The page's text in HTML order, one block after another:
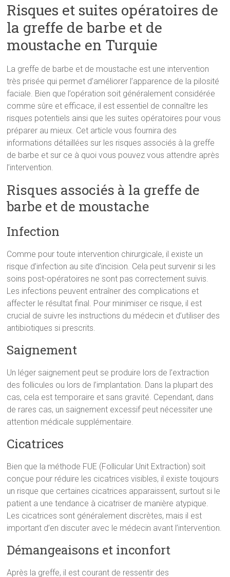
Risques et suites opératoires de
la greffe de barbe et de
moustache en Turquie
La greffe de barbe et de moustache est une intervention
très prisée qui permet d’améliorer l’apparence de la pilosité
faciale. Bien que l’opération soit généralement considérée
comme sûre et efficace, il est essentiel de connaître les
risques potentiels ainsi que les suites opératoires pour vous
préparer au mieux. Cet article vous fournira des
informations détaillées sur les risques associés à la greffe
de barbe et sur ce à quoi vous pouvez vous attendre après
l’intervention.
Risques associés à la greffe de
barbe et de moustache
Infection
Comme pour toute intervention chirurgicale, il existe un
risque d’infection au site d’incision. Cela peut survenir si les
soins post-opératoires ne sont pas correctement suivis.
Les infections peuvent entraîner des complications et
affecter le résultat final. Pour minimiser ce risque, il est
crucial de suivre les instructions du médecin et d’utiliser des
antibiotiques si prescrits.
Saignement
Un léger saignement peut se produire lors de l’extraction
des follicules ou lors de l’implantation. Dans la plupart des
cas, cela est temporaire et sans gravité. Cependant, dans
de rares cas, un saignement excessif peut nécessiter une
attention médicale supplémentaire.
Cicatrices
Bien que la méthode FUE (Follicular Unit Extraction) soit
conçue pour réduire les cicatrices visibles, il existe toujours
un risque que certaines cicatrices apparaissent, surtout si le
patient a une tendance à cicatriser de manière atypique.
Les cicatrices sont généralement discrètes, mais il est
important d’en discuter avec le médecin avant l’intervention.
Démangeaisons et inconfort
Après la greffe, il est courant de ressentir des